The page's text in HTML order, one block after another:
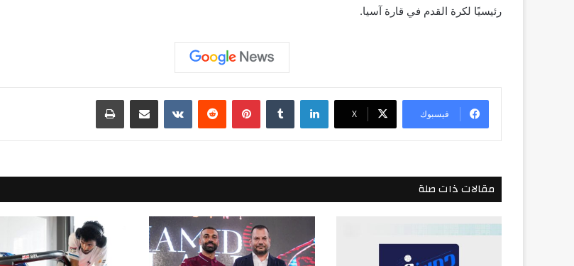
رئيسيًا لكرة القدم في قارة آسيا.
فيسبوك ‫X
لينكدإن بينتيريست مشاركة عبر البريد طباعة
مقالات ذات صلة